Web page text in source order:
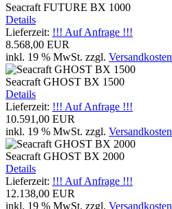
Seacraft FUTURE BX 1000
Details
Lieferzeit: !!! Auf Anfrage !!!
8.568,00 EUR
inkl. 19 % MwSt. zzgl. Versandkosten
Seacraft GHOST BX 1500
Details
Lieferzeit: !!! Auf Anfrage !!!
10.591,00 EUR
inkl. 19 % MwSt. zzgl. Versandkosten
Seacraft GHOST BX 2000
Details
Lieferzeit: !!! Auf Anfrage !!!
12.138,00 EUR
inkl. 19 % MwSt. zzgl. Versandkosten